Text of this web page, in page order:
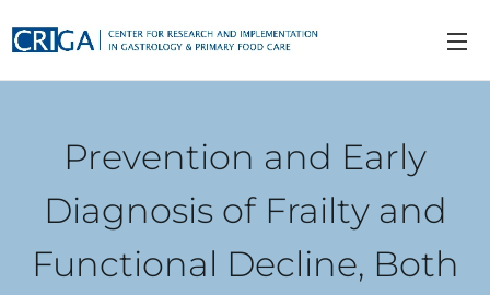
Prevention and Early
Diagnosis of Frailty and
Functional Decline, Both